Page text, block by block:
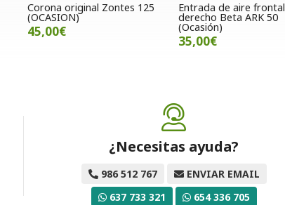
Corona original Zontes 125
(OCASION)
45,00€
Entrada de aire frontal
derecho Beta ARK 50
(Ocasión)
35,00€
¿Necesitas ayuda?
986 512 767
ENVIAR EMAIL
637 733 321
654 336 705